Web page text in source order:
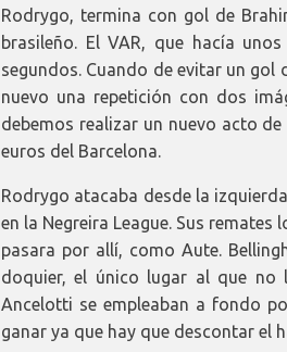
Rodrygo, termina con gol de
brasileño. El VAR, que hacía
segundos. Cuando de evitar un
nuevo una repetición con dos
debemos realizar un nuevo acto
euros del Barcelona.
Rodrygo atacaba desde la
en la Negreira League. Sus remates
pasara por allí, como Aute.
doquier, el único lugar al que no
Ancelotti se empleaban a fondo
ganar ya que hay que descontar el